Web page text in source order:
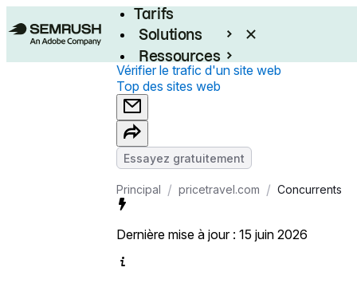
Tarifs
Solutions
Ressources
Entreprises
Vérifier le trafic d'un site web
Top des sites web
Essayez gratuitement
Principal / pricetravel.com / Concurrents
Dernière mise à jour : 15 juin 2026